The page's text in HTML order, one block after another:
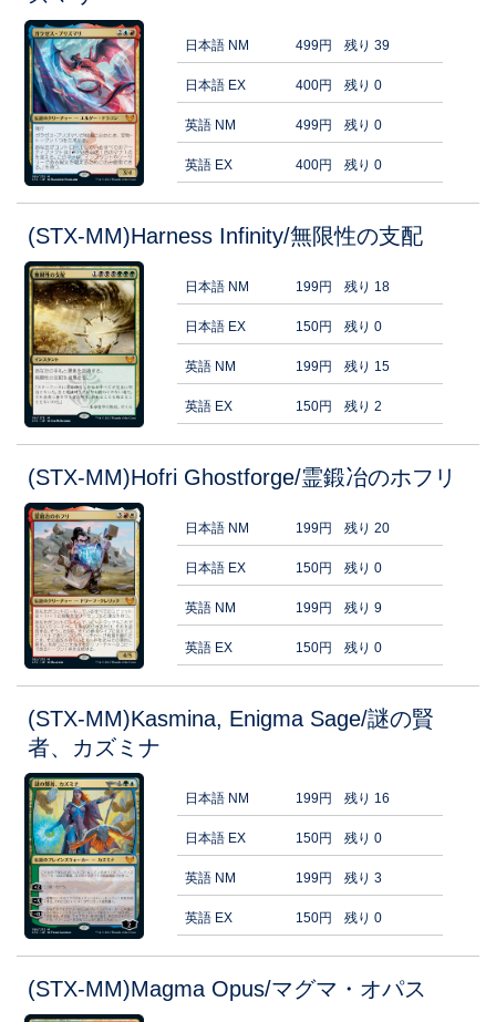
日本語 NM 499円 残り 39
日本語 EX 400円 残り 0
英語 NM 499円 残り 0
英語 EX 400円 残り 0
(STX-MM)Harness Infinity/無限性の支配
日本語 NM 199円 残り 18
日本語 EX 150円 残り 0
英語 NM 199円 残り 15
英語 EX 150円 残り 2
(STX-MM)Hofri Ghostforge/霊鍛冶のホフリ
日本語 NM 199円 残り 20
日本語 EX 150円 残り 0
英語 NM 199円 残り 9
英語 EX 150円 残り 0
(STX-MM)Kasmina, Enigma Sage/謎の賢
者、カズミナ
日本語 NM 199円 残り 16
日本語 EX 150円 残り 0
英語 NM 199円 残り 3
英語 EX 150円 残り 0
(STX-MM)Magma Opus/マグマ・オパス